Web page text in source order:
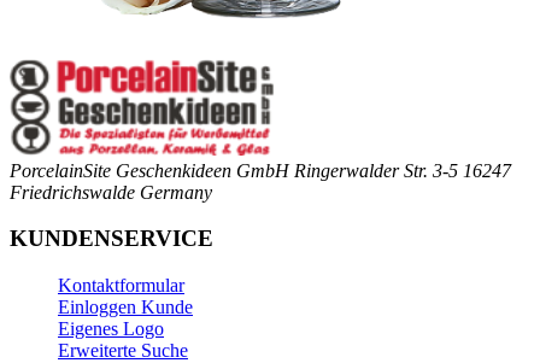
PorcelainSite Geschenkideen GmbH Ringerwalder Str. 3-5 16247
Friedrichswalde Germany
KUNDENSERVICE
Kontaktformular
Einloggen Kunde
Eigenes Logo
Erweiterte Suche